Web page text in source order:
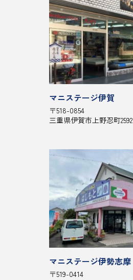
マニステージ伊賀
〒518-0854
三重県伊賀市上野忍町2592
マニステージ伊勢志摩
〒519-0414